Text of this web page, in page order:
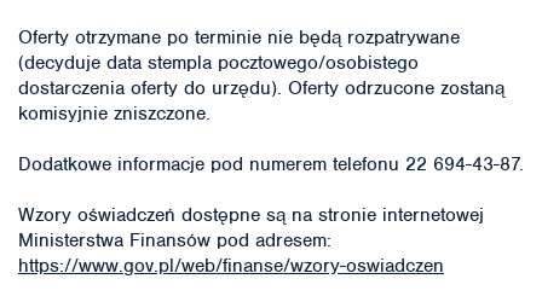
Oferty otrzymane po terminie nie będą rozpatrywane
(decyduje data stempla pocztowego/osobistego
dostarczenia oferty do urzędu). Oferty odrzucone zostaną
komisyjnie zniszczone.
Dodatkowe informacje pod numerem telefonu 22 694-43-87.
Wzory oświadczeń dostępne są na stronie internetowej
Ministerstwa Finansów pod adresem:
https://www.gov.pl/web/finanse/wzory-oswiadczen